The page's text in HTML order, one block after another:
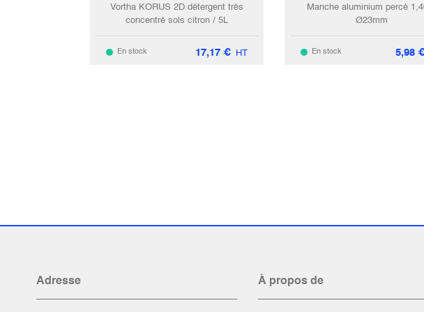
Vortha KORUS 2D détergent très
concentré sols citron / 5L
En stock 17,17 € HT
Manche aluminium percé
Ø23mm
En stock 5,98
Adresse À propos de